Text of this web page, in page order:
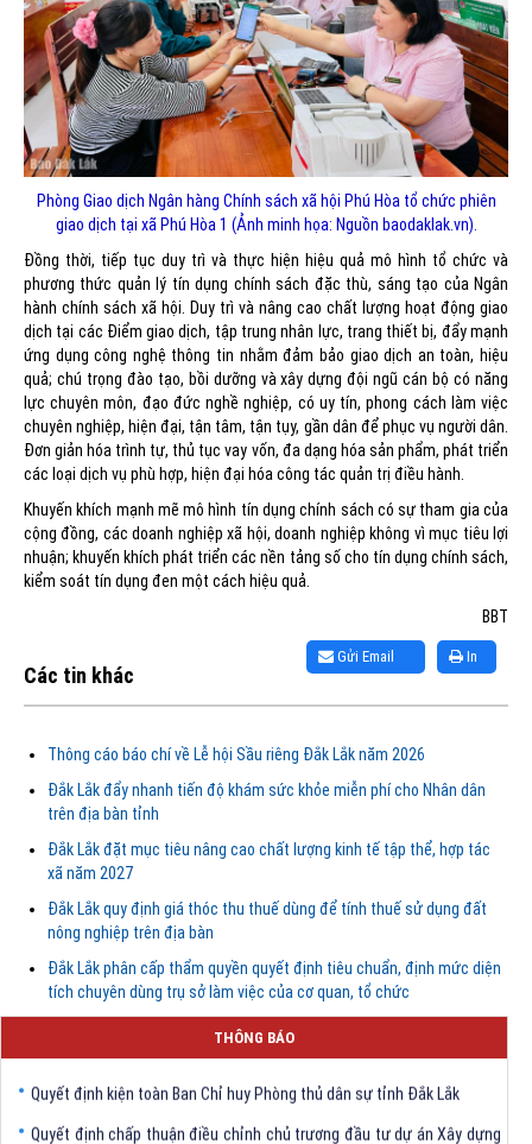
Phòng Giao dịch Ngân hàng Chính sách xã hội Phú Hòa tổ chức phiên
giao dịch tại xã Phú Hòa 1 (Ảnh minh họa: Nguồn baodaklak.vn).
Đồng thời, tiếp tục duy trì và thực hiện hiệu quả mô hình tổ chức và
phương thức quản lý tín dụng chính sách đặc thù, sáng tạo của Ngân
hành chính sách xã hội. Duy trì và nâng cao chất lượng hoạt động giao
dịch tại các Điểm giao dịch, tập trung nhân lực, trang thiết bị, đẩy mạnh
ứng dụng công nghệ thông tin nhằm đảm bảo giao dịch an toàn, hiệu
quả; chú trọng đào tạo, bồi dưỡng và xây dựng đội ngũ cán bộ có năng
lực chuyên môn, đạo đức nghề nghiệp, có uy tín, phong cách làm việc
chuyên nghiệp, hiện đại, tận tâm, tận tụy, gần dân để phục vụ người dân.
Đơn giản hóa trình tự, thủ tục vay vốn, đa dạng hóa sản phẩm, phát triển
các loại dịch vụ phù hợp, hiện đại hóa công tác quản trị điều hành.
Khuyến khích mạnh mẽ mô hình tín dụng chính sách có sự tham gia của
cộng đồng, các doanh nghiệp xã hội, doanh nghiệp không vì mục tiêu lợi
nhuận; khuyến khích phát triển các nền tảng số cho tín dụng chính sách,
kiểm soát tín dụng đen một cách hiệu quả.
BBT
In
Gửi Email
Các tin khác
Thông cáo báo chí về Lễ hội Sầu riêng Đắk Lắk năm 2026
Đắk Lắk đẩy nhanh tiến độ khám sức khỏe miễn phí cho Nhân dân
trên địa bàn tỉnh
Đắk Lắk đặt mục tiêu nâng cao chất lượng kinh tế tập thể, hợp tác
xã năm 2027
Đắk Lắk quy định giá thóc thu thuế dùng để tính thuế sử dụng đất
nông nghiệp trên địa bàn
Đắk Lắk phân cấp thẩm quyền quyết định tiêu chuẩn, định mức diện
tích chuyên dùng trụ sở làm việc của cơ quan, tổ chức
THÔNG BÁO
Quyết định Về việc bãi bỏ một số văn bảng quy phạm pháp luật trong
lĩnh vực khoa học và công nghệ do Ủy ban nhân dân tỉnh Đắk Lắk ban
hành trước khi sắp xếp đơn vị hành chính cấp tỉnh